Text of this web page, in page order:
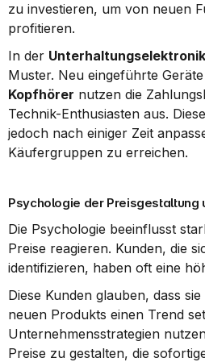
zu investieren, um von neuen
profitieren.
In der Unterhaltungselektronik
Muster. Neu eingeführte
Kopfhörer nutzen die
Technik-Enthusiasten aus.
jedoch nach einiger Zeit
Käufergruppen zu erreichen.
Psychologie der Preisgestaltung
Die Psychologie beeinflusst
Preise reagieren. Kunden, die
identifizieren, haben oft eine
Diese Kunden glauben, dass
neuen Produkts einen Trend
Unternehmensstrategien
Preise zu gestalten, die